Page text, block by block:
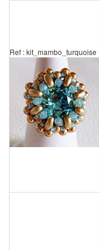
Ref : kit_mambo_turquoise